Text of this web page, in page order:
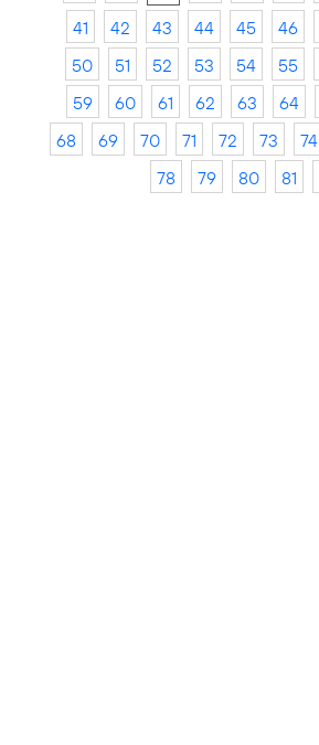
41
42 43 44 45 46
50
51 52 53 54 55
59
60 61 62 63 64
68
69 70 71 72 73 74
78
79 80 81